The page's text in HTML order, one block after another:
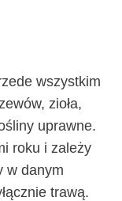
wszystkim
zioła,
uprawne.
roku i zależy
w danym
trawą.